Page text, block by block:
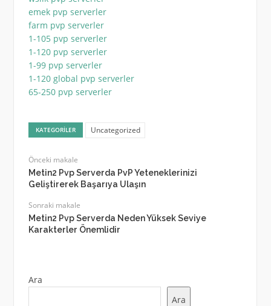
emek pvp serverler
farm pvp serverler
1-105 pvp serverler
1-120 pvp serverler
1-99 pvp serverler
1-120 global pvp serverler
65-250 pvp serverler
KATEGORILER Uncategorized
Önceki makale
Metin2 Pvp Serverda PvP Yeteneklerinizi
Geliştirerek Başarıya Ulaşın
Sonraki makale
Metin2 Pvp Serverda Neden Yüksek Seviye
Karakterler Önemlidir
Ara
Ara